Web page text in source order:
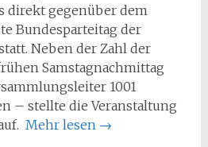
direkt gegenüber dem
Bundesparteitag der
Neben der Zahl der
Samstagnachmittag
1001
– stellte die Veranstaltung
Mehr lesen →